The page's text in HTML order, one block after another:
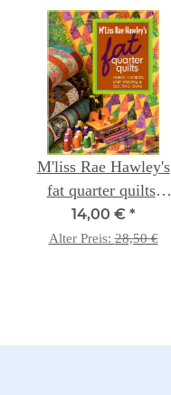
M'liss Rae Hawley's
fat quarter quilts:
fabric choices ...
14,00 € *
Alter Preis:28,50 €